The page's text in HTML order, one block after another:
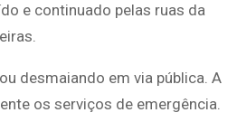
e continuado pelas ruas da
desmaiando em via pública. A
os serviços de emergência.